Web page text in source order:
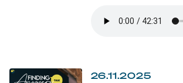
26.11.2025